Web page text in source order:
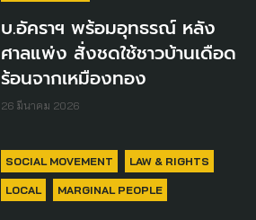
บ.อัคราฯ พร้อมอุทธรณ์ หลัง
ศาลแพ่ง สั่งชดใช้ชาวบ้านเดือด
ร้อนจากเหมืองทอง
26 มีนาคม 2026
SOCIAL MOVEMENT LAW & RIGHTS
LOCAL MARGINAL PEOPLE